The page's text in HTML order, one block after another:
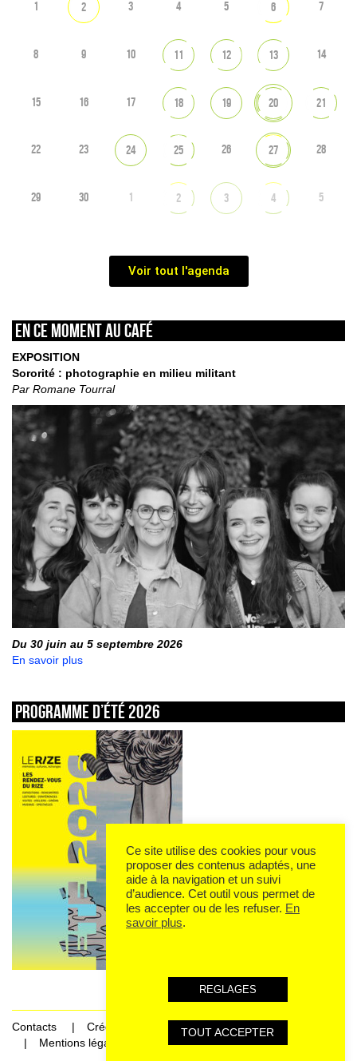
1 2 3 4 5 6 7
8 9 10 11 12 13 14
15 16 17 18 19 20 21
22 23 24 25 26 27 28
29 30 1 2 3 4 5
Voir tout l'agenda
En ce moment au café
EXPOSITION
Sororité : photographie en milieu militant
Par Romane Tourral
Du 30 juin au 5 septembre 2026
En savoir plus
Programme d’été 2026
Contacts
Crédits
Mentions légales et données personnelles
Ce site utilise des cookies pour vous
proposer des contenus adaptés, une
aide à la navigation et un suivi
d’audience. Cet outil vous permet de
les accepter ou de les refuser. En
savoir plus.
REGLAGES
TOUT ACCEPTER